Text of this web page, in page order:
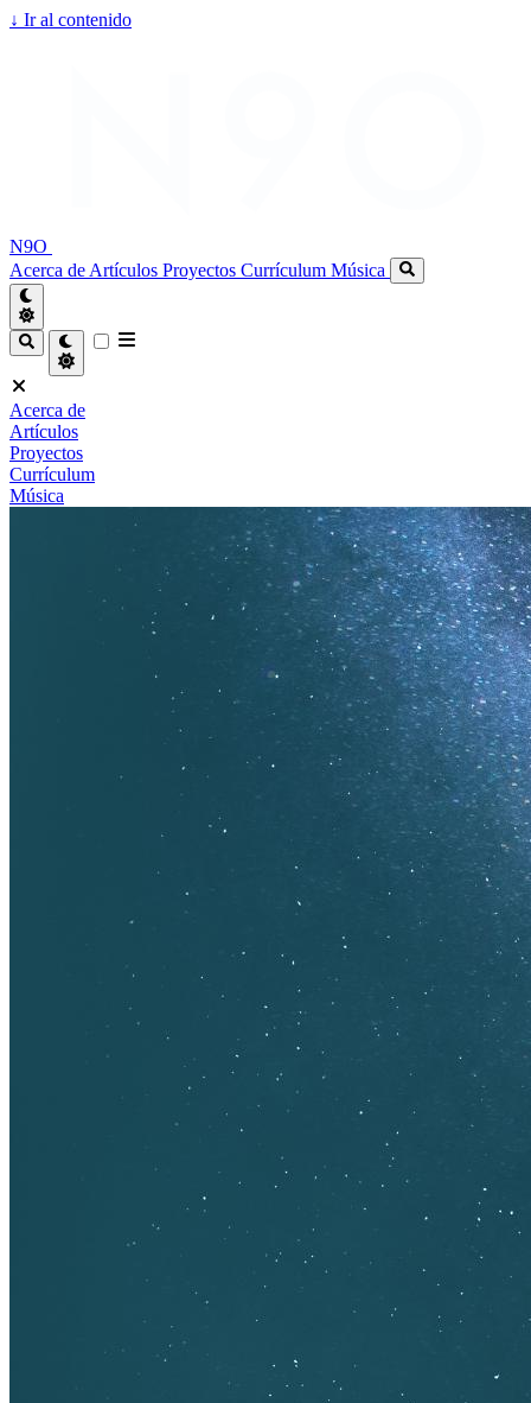
↓ Ir al contenido
N9O
Acerca de Artículos Proyectos Currículum Música
Acerca de
Artículos
Proyectos
Currículum
Música